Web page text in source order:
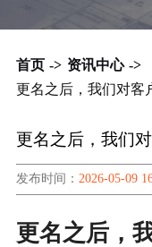
首页 -> 资讯中心 ->
更名之后，我们对客
更名之后，我们
发布时间： 2026-05-09
更名之后，